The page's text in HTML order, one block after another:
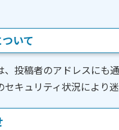
いて
投稿者のアドレスにも通
キュリティ状況により